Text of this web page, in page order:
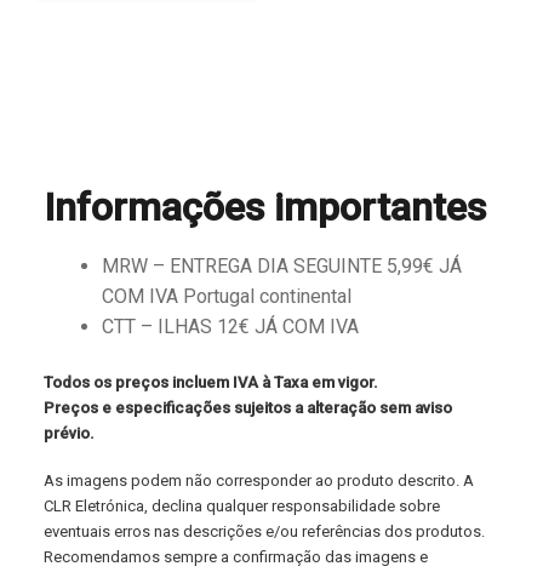
Informações importantes
MRW – ENTREGA DIA SEGUINTE 5,99€ JÁ
COM IVA Portugal continental
CTT – ILHAS 12€ JÁ COM IVA
Todos os preços incluem IVA à Taxa em vigor.
Preços e especificações sujeitos a alteração sem aviso
prévio.
As imagens podem não corresponder ao produto descrito. A
CLR Eletrónica, declina qualquer responsabilidade sobre
eventuais erros nas descrições e/ou referências dos produtos.
Recomendamos sempre a confirmação das imagens e